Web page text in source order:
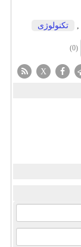
تكنولوژی
(0)
X